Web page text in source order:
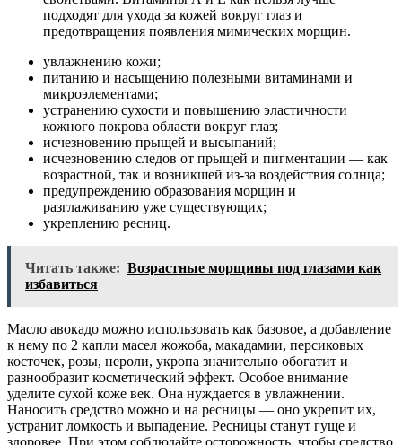
подходят для ухода за кожей вокруг глаз и
предотвращения появления мимических морщин.
увлажнению кожи;
питанию и насыщению полезными витаминами и
микроэлементами;
устранению сухости и повышению эластичности
кожного покрова области вокруг глаз;
исчезновению прыщей и высыпаний;
исчезновению следов от прыщей и пигментации — как
возрастной, так и возникшей из-за воздействия солнца;
предупреждению образования морщин и
разглаживанию уже существующих;
укреплению ресниц.
Читать также: Возрастные морщины под глазами как
избавиться
Масло авокадо можно использовать как базовое, а добавление
к нему по 2 капли масел жожоба, макадамии, персиковых
косточек, розы, нероли, укропа значительно обогатит и
разнообразит косметический эффект. Особое внимание
уделите сухой коже век. Она нуждается в увлажнении.
Наносить средство можно и на ресницы — оно укрепит их,
устранит ломкость и выпадение. Ресницы станут гуще и
здоровее. При этом соблюдайте осторожность, чтобы средство